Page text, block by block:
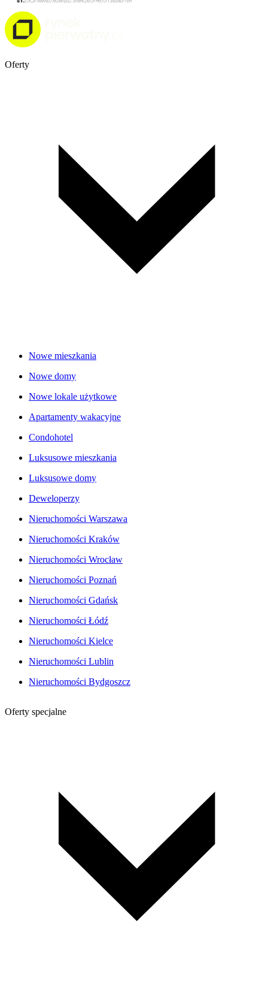
Oferty
Nowe mieszkania
Nowe domy
Nowe lokale użytkowe
Apartamenty wakacyjne
Condohotel
Luksusowe mieszkania
Luksusowe domy
Deweloperzy
Nieruchomości Warszawa
Nieruchomości Kraków
Nieruchomości Wrocław
Nieruchomości Poznań
Nieruchomości Gdańsk
Nieruchomości Łódź
Nieruchomości Kielce
Nieruchomości Lublin
Nieruchomości Bydgoszcz
Oferty specjalne